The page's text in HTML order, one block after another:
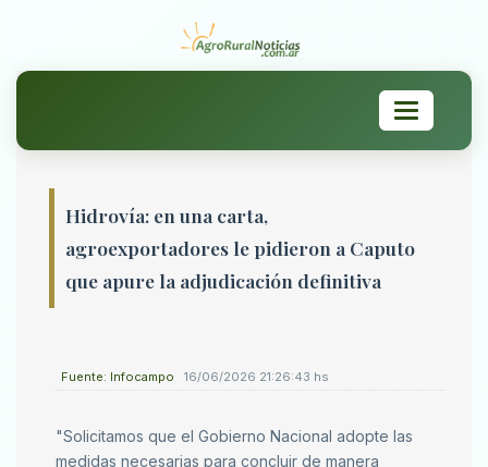
Toggle
navigation
Hidrovía: en una carta,
agroexportadores le pidieron a Caputo
que apure la adjudicación definitiva
Fuente: Infocampo 16/06/2026 21:26:43 hs
"Solicitamos que el Gobierno Nacional adopte las
medidas necesarias para concluir de manera